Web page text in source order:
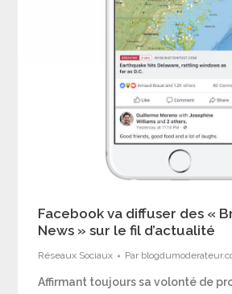
Facebook va diffuser des «
News » sur le fil d’actualité
Réseaux Sociaux Par
Affirmant toujours sa volonté de